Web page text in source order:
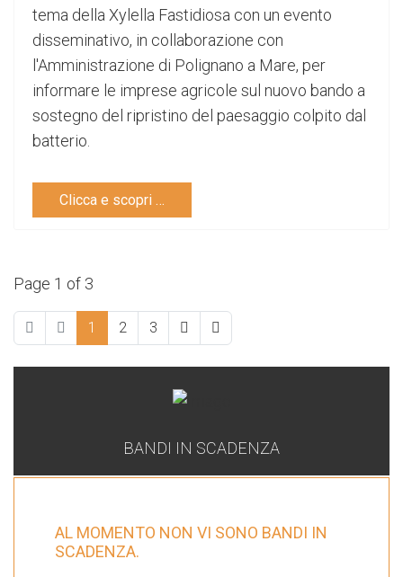
tema della Xylella Fastidiosa con un evento
disseminativo, in collaborazione con
l'Amministrazione di Polignano a Mare, per
informare le imprese agricole sul nuovo bando a
sostegno del ripristino del paesaggio colpito dal
batterio.
Clicca e scopri …
Page 1 of 3
1 2 3
BANDI IN SCADENZA
AL MOMENTO NON VI SONO BANDI IN
SCADENZA.